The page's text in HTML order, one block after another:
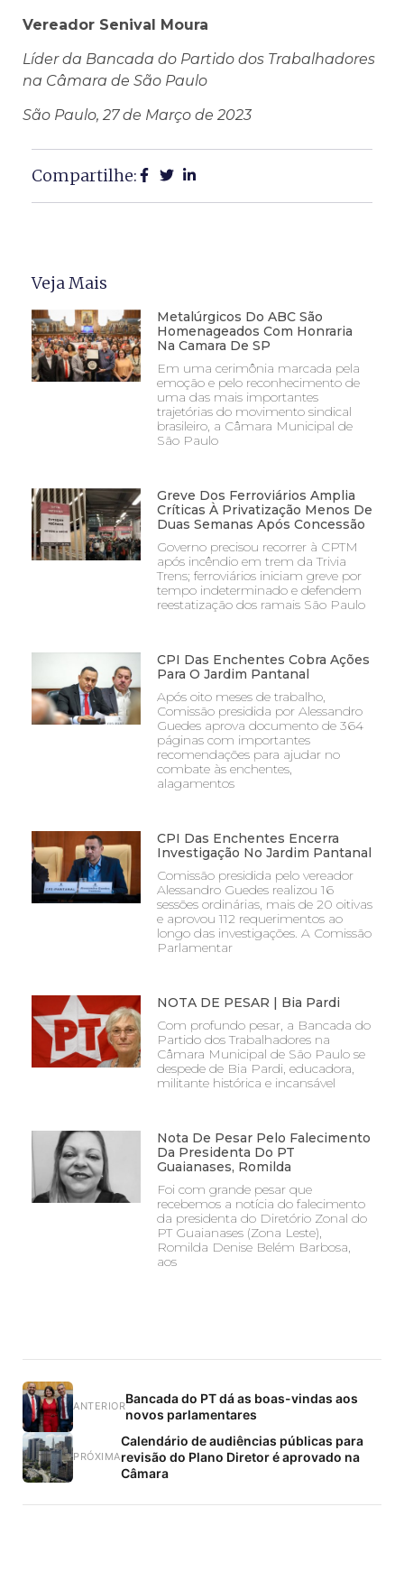
Vereador Senival Moura
Líder da Bancada do Partido dos Trabalhadores
na Câmara de São Paulo
São Paulo, 27 de Março de 2023
Compartilhe:
Veja Mais
Metalúrgicos Do ABC São
Homenageados Com Honraria
Na Camara De SP
Em uma cerimônia marcada pela
emoção e pelo reconhecimento de
uma das mais importantes
trajetórias do movimento sindical
brasileiro, a Câmara Municipal de
São Paulo
Greve Dos Ferroviários Amplia
Críticas À Privatização Menos De
Duas Semanas Após Concessão
Governo precisou recorrer à CPTM
após incêndio em trem da Trivia
Trens; ferroviários iniciam greve por
tempo indeterminado e defendem
reestatização dos ramais São Paulo
CPI Das Enchentes Cobra Ações
Para O Jardim Pantanal
Após oito meses de trabalho,
Comissão presidida por Alessandro
Guedes aprova documento de 364
páginas com importantes
recomendações para ajudar no
combate às enchentes,
alagamentos
CPI Das Enchentes Encerra
Investigação No Jardim Pantanal
Comissão presidida pelo vereador
Alessandro Guedes realizou 16
sessões ordinárias, mais de 20 oitivas
e aprovou 112 requerimentos ao
longo das investigações. A Comissão
Parlamentar
NOTA DE PESAR | Bia Pardi
Com profundo pesar, a Bancada do
Partido dos Trabalhadores na
Câmara Municipal de São Paulo se
despede de Bia Pardi, educadora,
militante histórica e incansável
Nota De Pesar Pelo Falecimento
Da Presidenta Do PT
Guaianases, Romilda
Foi com grande pesar que
recebemos a notícia do falecimento
da presidenta do Diretório Zonal do
PT Guaianases (Zona Leste),
Romilda Denise Belém Barbosa,
aos
ANTERIORBancada do PT dá as boas-vindas aos
novos parlamentares
PRÓXIMA
Calendário de audiências públicas para
revisão do Plano Diretor é aprovado na
Câmara